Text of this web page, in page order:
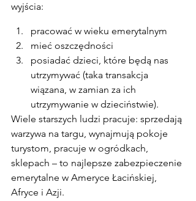
wyjścia:
pracować w wieku emerytalnym
mieć oszczędności
posiadać dzieci, które będą nas
utrzymywać (taka transakcja
wiązana, w zamian za ich
utrzymywanie w dzieciństwie).
Wiele starszych ludzi pracuje: sprzedają
warzywa na targu, wynajmują pokoje
turystom, pracuje w ogródkach,
sklepach – to najlepsze zabezpieczenie
emerytalne w Ameryce Łacińskiej,
Afryce i Azji.